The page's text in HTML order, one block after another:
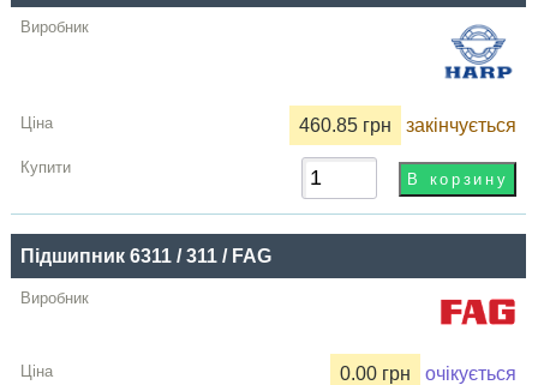
460.85 грн закінчується
Підшипник 6311 / 311 / FAG
0.00 грн очікується